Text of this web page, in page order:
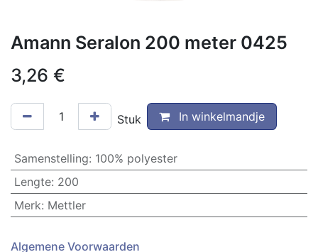
Amann Seralon 200 meter 0425
3,26 €
Stuk In winkelmandje
Samenstelling: 100% polyester
Lengte: 200
Merk: Mettler
Algemene Voorwaarden